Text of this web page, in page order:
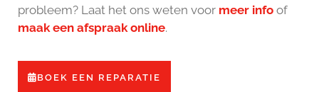
probleem? Laat het ons weten voor meer info of
maak een afspraak online.
BOEK EEN REPARATIE